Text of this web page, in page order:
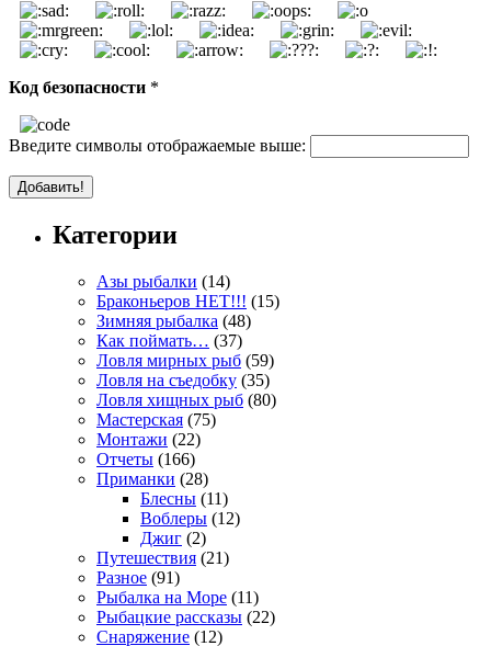
Код безопасности *
Введите символы отображаемые выше:
Категории
Азы рыбалки (14)
Браконьеров НЕТ!!! (15)
Зимняя рыбалка (48)
Как поймать… (37)
Ловля мирных рыб (59)
Ловля на съедобку (35)
Ловля хищных рыб (80)
Мастерская (75)
Монтажи (22)
Отчеты (166)
Приманки (28)
Блесны (11)
Воблеры (12)
Джиг (2)
Путешествия (21)
Разное (91)
Рыбалка на Море (11)
Рыбацкие рассказы (22)
Снаряжение (12)